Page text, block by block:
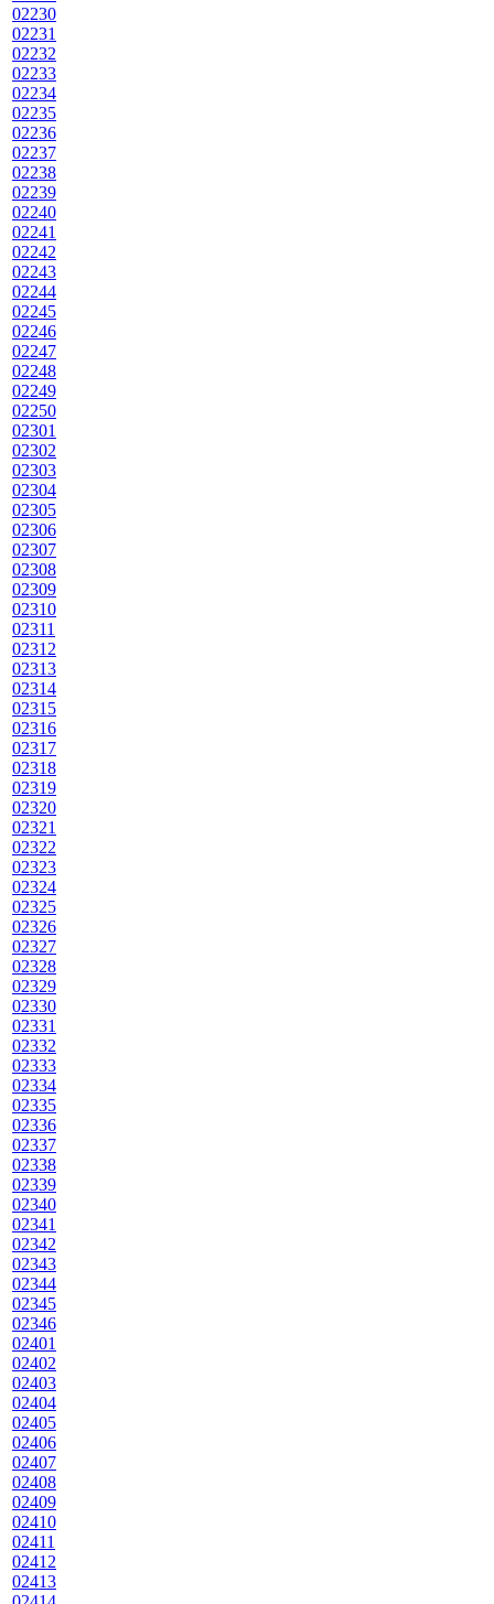
02230
02231
02232
02233
02234
02235
02236
02237
02238
02239
02240
02241
02242
02243
02244
02245
02246
02247
02248
02249
02250
02301
02302
02303
02304
02305
02306
02307
02308
02309
02310
02311
02312
02313
02314
02315
02316
02317
02318
02319
02320
02321
02322
02323
02324
02325
02326
02327
02328
02329
02330
02331
02332
02333
02334
02335
02336
02337
02338
02339
02340
02341
02342
02343
02344
02345
02346
02401
02402
02403
02404
02405
02406
02407
02408
02409
02410
02411
02412
02413